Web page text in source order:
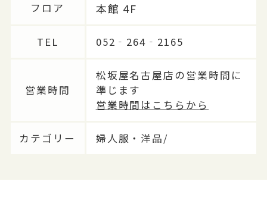
フロア 本館 4F
TEL 052‐264‐2165
営業時間
松坂屋名古屋店の営業時間に
準じます
営業時間はこちらから
カテゴリー 婦人服・洋品/